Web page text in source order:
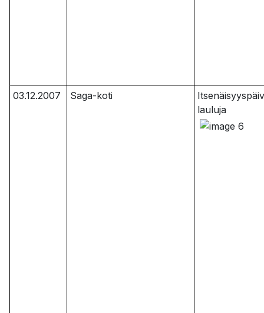
03.12.2007 Saga-koti
lauluja